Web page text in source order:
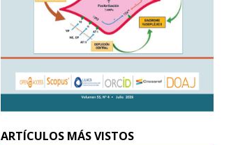
ARTÍCULOS MÁS VISTOS